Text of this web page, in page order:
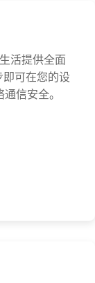
活提供全面
可在您的设
信安全。